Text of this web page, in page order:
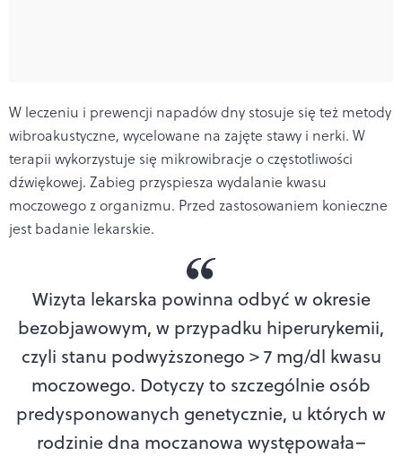
W leczeniu i prewencji napadów dny stosuje się też metody
wibroakustyczne, wycelowane na zajęte stawy i nerki. W
terapii wykorzystuje się mikrowibracje o częstotliwości
dźwiękowej. Zabieg przyspiesza wydalanie kwasu
moczowego z organizmu. Przed zastosowaniem konieczne
jest badanie lekarskie.
Wizyta lekarska powinna odbyć w okresie
bezobjawowym, w przypadku hiperurykemii,
czyli stanu podwyższonego > 7 mg/dl kwasu
moczowego. Dotyczy to szczególnie osób
predysponowanych genetycznie, u których w
rodzinie dna moczanowa występowała–